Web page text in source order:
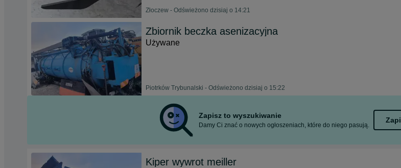
Złoczew - Odświeżono dzisiaj o 14:21
Zbiornik beczka asenizacyjna
Używane
Piotrków Trybunalski - Odświeżono dzisiaj o 15:22
Zapisz to wyszukiwanie
Damy Ci znać o nowych ogłoszeniach, które do niego pasują.
Kiper wywrot meiller